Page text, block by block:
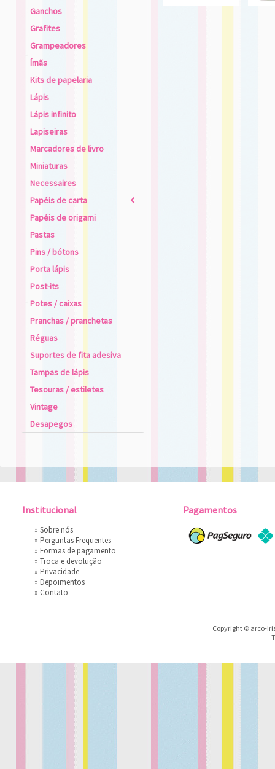
Ganchos
Grafites
Grampeadores
Ímãs
Kits de papelaria
Lápis
Lápis infinito
Lapiseiras
Marcadores de livro
Miniaturas
Necessaires
Papéis de carta
2
Papéis de origami
Pastas
Pins / bótons
Porta lápis
Post-its
Potes / caixas
Pranchas / pranchetas
Réguas
Suportes de fita adesiva
Tampas de lápis
Tesouras / estiletes
Vintage
Desapegos
Institucional
» Sobre nós
» Perguntas Frequentes
» Formas de pagamento
» Troca e devolução
» Privacidade
» Depoimentos
» Contato
Pagamentos
Copyright © arco-